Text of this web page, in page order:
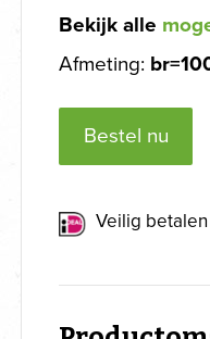
Bekijk alle
Afmeting:
Bestel nu
Veilig